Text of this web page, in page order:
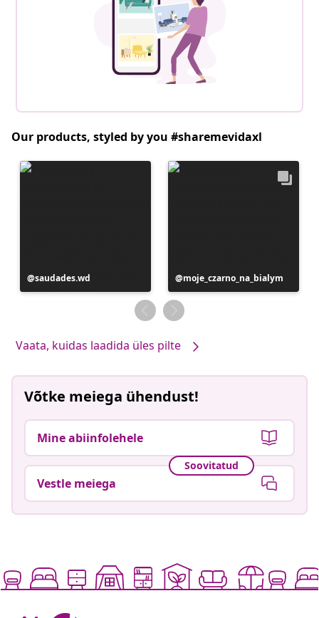
Our products, styled by you #sharemevidaxl
Postitus
avaldatud
saudades.wd
Postitus
avaldatud
moje_czarno_na_bialym
Vaata, kuidas laadida üles pilte
Võtke meiega ühendust!
Mine abiinfolehele
Soovitatud
Vestle meiega